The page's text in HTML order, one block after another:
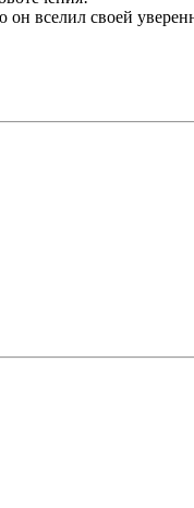
он вселил своей